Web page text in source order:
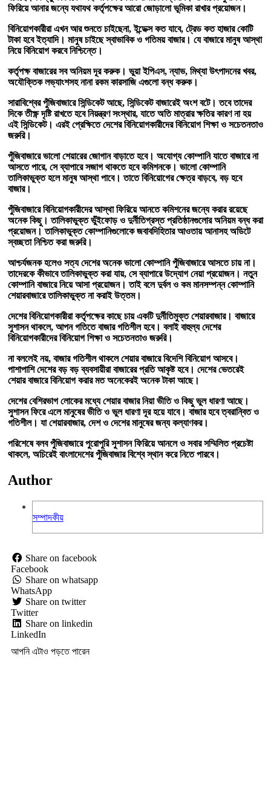
ফিরিয়ে আনার জন্যে যথাযথকর্তৃপক্ষের আরো জোড়ালো ভূমিকা রাখার প্রয়োজন।
বিনিয়োগকারীরা এখন আর শুনতে চাইছেনা,ইন্ডেক্স কত যাবে, ট্রেড কত হাজার কোটি
টাকা হবে ইত্যাদি। মানুষ চাইছে স্বাভাবিক ও গতিময় বাজার। যে বাজারে মানুষ আস্থা
নিয়েবিনিয়োগ করবে নিশ্চিন্তে।
কর্তৃপক্ষ বাজারের সব অনিয়ম দূর করুক। ভুয়া ইপিএস,ন্যাভ, মিথ্যা উৎপাদনের খবর,
অযৌক্তিক লভ্যাংশসহ নানা রকম কারসাজি এগুলো বন্ধ করুক।
সারাবিশ্বের পুঁজিবাজারে সিন্ডিকেট আছে, সিন্ডিকেট বাজারেই অংশ বটে। তবে তাদের
দিকেতীক্ষ্ণ দৃষ্টি রাখতে হবে নিয়ন্ত্রণ সংস্থার, যাতে অতি মাত্রার ক্ষতির কারণ না হয়
এইসিন্ডিকেট। এরই প্রেক্ষিতে দেশের বিনিয়োগকারীদের বিনিয়োগ শিক্ষা ও সচেতনতাও
জরুরি।
পুঁজিবাজারে ভালো শেয়ারের জোগান বাড়াতে হবে। অযোগ্য কোম্পানি যাতে বাজারে না
আসতে পারে, সে ব্যাপারে সজাগ থাকতে হবে কমিশনকে। ভালো কোম্পানি
তালিকাভুক্তহলে মানুষ আস্থা পাবে। তাতে বিনিয়োগের ক্ষেত্র বাড়বে, বড় হবে
বাজার।
পুঁজিবাজারে বিনিয়োগকারীদের আস্থা ফিরিয়ে আনতে কমিশনের জন্যে করার রয়েছে
অনেক কিছু। তালিকাভুক্ত ভুঁইফোড় ও দুর্নীতিগ্রস্ত প্রতিষ্ঠানগুলোর অনিয়ম বন্ধ করা
প্রয়োজন। তালিকাভুক্ত কোম্পানিগুলোকে জবাবদিহিতার আওতায় আনাসহ অডিটে
স্বচ্ছতা নিশ্চিত করা জরুরি।
আশ্চর্যজনক হলেও সত্য দেশের অনেক ভালো কোম্পানি পুঁজিবাজারে আসতে চায় না।
তাদেরকে কীভাবে তালিকাভুক্ত করা যায়, সে ব্যাপারে উদ্যোগ নেয়া প্রয়োজন। নতুন
কোম্পানি বাজারে নিয়ে আসা প্রয়োজন। তাই বলে দুর্বল ও কম মানসম্পন্ন কোম্পানি
শেয়ারবাজারে তালিকাভুক্ত না করাই উত্তম।
দেশের বিনিয়োগকারীরা কর্তৃপক্ষের কাছে চায় একটি দুর্নীতিমুক্ত শেয়ারবাজার। বাজারে
সুশাসন থাকলে, আপন গতিতে বাজার গতিশীল হবে। বলাই বাহুল্য দেশের
বিনিয়োগকারীদের বিনিয়োগ শিক্ষা ও সচেতনতাও জরুরি।
না বললেই নয়, বাজার গতিশীল থাকলে শেয়ার বাজারে বিদেশি বিনিয়োগ আসবে।
পাশাপাশি দেশের বড় বড় ব্যবসায়ীরা বাজারের প্রতি আকৃষ্ট হবে। দেশের ভেতরেই
শেয়ার বাজারে বিনিয়োগ করার মত অনেকেরই অনেক টাকা আছে।
দেশের বেশিরভাগলোকের মধ্যে শেয়ার বাজার নিয়া ভীতি ও কিছু ভুল ধারণা আছে।
সুশাসন ফিরে এলেমানুষের ভীতি ও ভুল ধারণা দূর হয়ে যাবে। বাজার হবে ত্বরান্বিত ও
গতিশীল। যা শেয়ারবাজার, দেশ ও দেশের মানুষের জন্য কল্যাণকর।
পরিশেষে বলব পুঁজিবাজারে পুরোপুরি সুশাসন ফিরিয়ে আনলে ও সবার সম্মিলিত প্রচেষ্টা
থাকলে, অচিরেই বাংলাদেশের পুঁজিবাজার বিশ্বে স্থান করে নিতে পারবে।
Author
সম্পাদকীয়
Share on facebook
Facebook
Share on whatsapp
WhatsApp
Share on twitter
Twitter
Share on linkedin
LinkedIn
আপনি এটাও পড়তে পারেন